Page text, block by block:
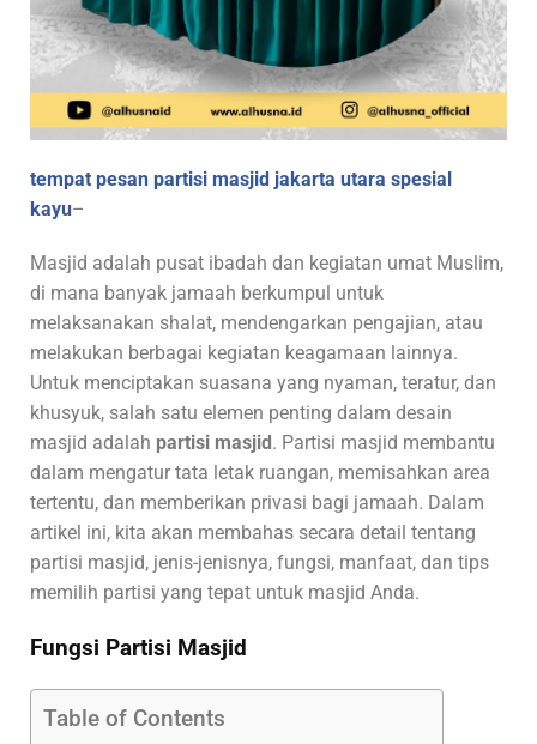
tempat pesan partisi masjid jakarta utara spesial
kayu–
Masjid adalah pusat ibadah dan kegiatan umat Muslim,
di mana banyak jamaah berkumpul untuk
melaksanakan shalat, mendengarkan pengajian, atau
melakukan berbagai kegiatan keagamaan lainnya.
Untuk menciptakan suasana yang nyaman, teratur, dan
khusyuk, salah satu elemen penting dalam desain
masjid adalah partisi masjid . Partisi masjid membantu
dalam mengatur tata letak ruangan, memisahkan area
tertentu, dan memberikan privasi bagi jamaah. Dalam
artikel ini, kita akan membahas secara detail tentang
partisi masjid, jenis-jenisnya, fungsi, manfaat, dan tips
memilih partisi yang tepat untuk masjid Anda.
Fungsi Partisi Masjid
Table of Contents